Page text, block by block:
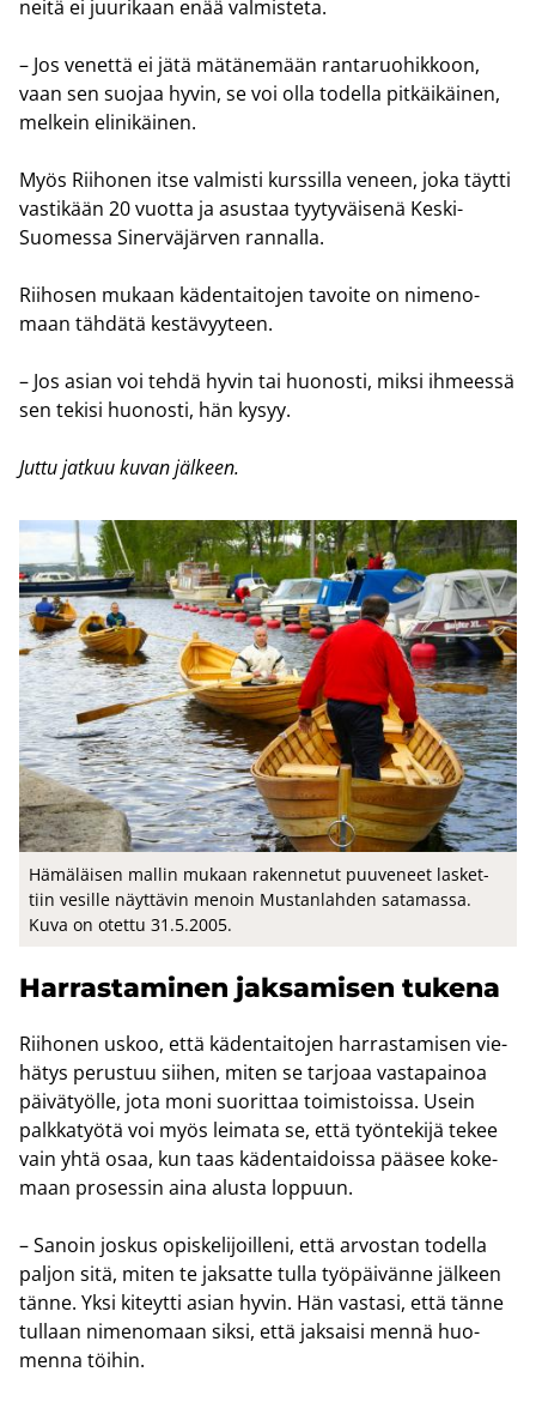
nei­tä ei juu­ri­kaan enää val­mis­te­ta.
– Jos ve­net­tä ei jätä mä­tä­ne­mään ran­ta­ruo­hik­koon,
vaan sen suo­jaa hyvin, se voi olla to­del­la pit­käi­käi­nen,
mel­kein eli­ni­käi­nen.
Myös Rii­ho­nen itse val­mis­ti kurs­sil­la ve­neen, joka täyt­ti
vas­ti­kään 20 vuot­ta ja asus­taa tyy­ty­väi­se­nä Keski-​
Suomessa Si­ner­vä­jär­ven ran­nal­la.
Rii­ho­sen mu­kaan kä­den­tai­to­jen ta­voi­te on ni­me­no­
maan täh­dä­tä kes­tä­vyy­teen.
– Jos asian voi tehdä hyvin tai huo­nos­ti, miksi ih­mees­sä
sen te­ki­si huo­nos­ti, hän kysyy.
Juttu jat­kuu kuvan jäl­keen.
Hä­mä­läi­sen mal­lin mu­kaan ra­ken­ne­tut puu­ve­neet las­ket­
tiin ve­sil­le näyt­tä­vin me­noin Mus­tan­lah­den sa­ta­mas­sa.
Kuva on otet­tu 31.5.2005.
Har­ras­ta­mi­nen jak­sa­mi­sen tu­ke­na
Rii­ho­nen uskoo, että kä­den­tai­to­jen har­ras­ta­mi­sen vie­
hä­tys pe­rus­tuu sii­hen, miten se tar­jo­aa vas­ta­pai­noa
päi­vä­työl­le, jota moni suo­rit­taa toi­mis­tois­sa. Usein
palk­ka­työ­tä voi myös lei­ma­ta se, että työn­te­ki­jä tekee
vain yhtä osaa, kun taas kä­den­tai­dois­sa pää­see ko­ke­
maan pro­ses­sin aina alus­ta lop­puun.
– Sa­noin jos­kus opis­ke­li­joil­le­ni, että ar­vos­tan to­del­la
pal­jon sitä, miten te jak­sat­te tulla työ­päi­vän­ne jäl­keen
tänne. Yksi ki­teyt­ti asian hyvin. Hän vas­ta­si, että tänne
tul­laan ni­me­no­maan siksi, että jak­sai­si mennä huo­
men­na töi­hin.